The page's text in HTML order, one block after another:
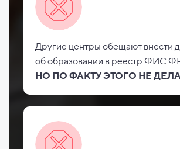
Другие центры обещают внести
обобразовании в реестр ФИС
НО ПО ФАКТУ ЭТОГО НЕ